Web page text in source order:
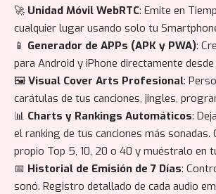
🚀 Unidad Móvil WebRTC: Emite en
cualquier lugar usando solo tu
📱 Generador de APPs (APK y PWA):
para Android y iPhone directamente desde
🖼️ Visual Cover Arts Profesional:
carátulas de tus canciones, jingles,
📊 Charts y Rankings Automáticos:
el ranking de tus canciones más sonadas.
propio Top 5, 10, 20 o 40 y muéstralo en
📅 Historial de Emisión de 7 Días:
sonó. Registro detallado de cada audio